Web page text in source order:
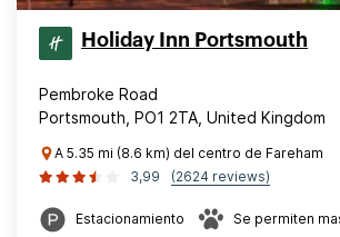
Holiday Inn Portsmouth
Pembroke Road
Portsmouth, PO1 2TA, United Kingdom
A 5.35 mi (8.6 km) del centro de Fareham
3,99
(2624 reviews)
Estacionamiento Se permiten